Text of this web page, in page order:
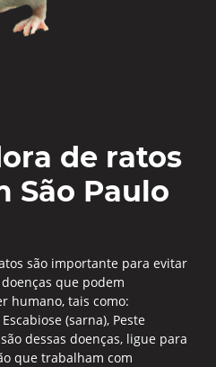
de ratos
São Paulo
são importante para evitar
que podem
humano, tais como:
(sarna), Peste
dessas doenças, ligue para
que trabalham com